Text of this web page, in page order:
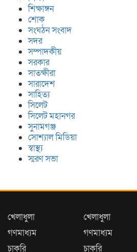
শিক্ষাঙ্গন
শোক
সংঘঠন সংবাদ
সদর
সম্পাদকীয়
সরকার
সাতক্ষীরা
সারাদেশ
সাহিত্য
সিলেট
সিলেট মহানগর
সুনামগঞ্জ
সোশ্যাল মিডিয়া
স্বাস্থ্য
স্মরণ সভা
খেলাধুলা
গণমাধ্যম
চাকুরি
খেলাধুলা
গণমাধ্যম
চাকুরি